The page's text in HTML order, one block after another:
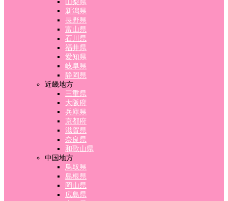
山梨県
新潟県
長野県
富山県
石川県
福井県
愛知県
岐阜県
静岡県
近畿地方
三重県
大阪府
兵庫県
京都府
滋賀県
奈良県
和歌山県
中国地方
鳥取県
島根県
岡山県
広島県